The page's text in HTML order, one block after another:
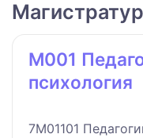
M001
психология
7M01101